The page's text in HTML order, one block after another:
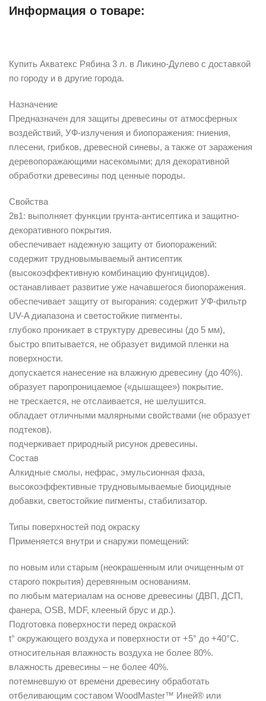
Информация о товаре:
Купить Акватекс Рябина 3 л. в Ликино-Дулево с доставкой
по городу и в другие города.
Назначение
Предназначен для защиты древесины от атмосферных
воздействий, УФ-излучения и биопоражения: гниения,
плесени, грибков, древесной синевы, а также от заражения
деревопоражающими насекомыми; для декоративной
обработки древесины под ценные породы.
Свойства
2в1: выполняет функции грунта-антисептика и защитно-
декоративного покрытия.
обеспечивает надежную защиту от биопоражений:
содержит трудновымываемый антисептик
(высокоэффективную комбинацию фунгицидов).
останавливает развитие уже начавшегося биопоражения.
обеспечивает защиту от выгорания: содержит УФ-фильтр
UV-A диапазона и светостойкие пигменты.
глубоко проникает в структуру древесины (до 5 мм),
быстро впитывается, не образует видимой пленки на
поверхности.
допускается нанесение на влажную древесину (до 40%).
образует паропроницаемое («дышащее») покрытие.
не трескается, не отслаивается, не шелушится.
обладает отличными малярными свойствами (не образует
подтеков).
подчеркивает природный рисунок древесины.
Состав
Алкидные смолы, нефрас, эмульсионная фаза,
высокоэффективные трудновымываемые биоцидные
добавки, светостойкие пигменты, стабилизатор.
Типы поверхностей под окраску
Применяется внутри и снаружи помещений:
по новым или старым (неокрашенным или очищенным от
старого покрытия) деревянным основаниям.
по любым материалам на основе древесины (ДВП, ДСП,
фанера, OSB, MDF, клееный брус и др.).
Подготовка поверхности перед окраской
t° окружающего воздуха и поверхности от +5° до +40°С.
относительная влажность воздуха не более 80%.
влажность древесины – не более 40%.
потемневшую от времени древесину обработать
отбеливающим составом WoodMaster™ Иней® или